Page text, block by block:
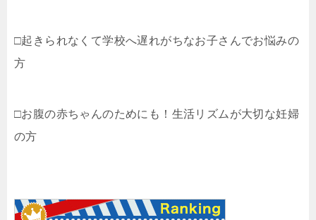
□起きられなくて学校へ遅れがちなお子さんでお悩みの
方
□お腹の赤ちゃんのためにも！生活リズムが大切な妊婦
の方